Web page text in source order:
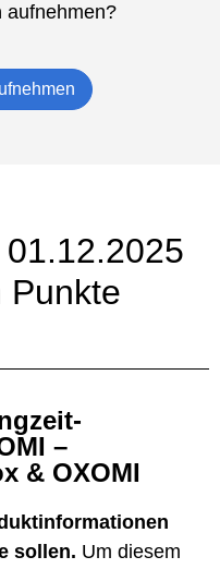
aufnehmen?
Punkte
–
& OXOMI
sollen. Um diesem